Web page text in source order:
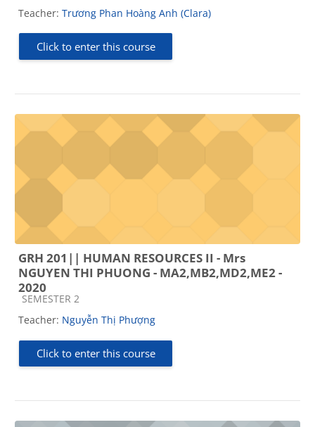
Teacher: Trương Phan Hoàng Anh (Clara)
Click to enter this course
GRH 201|| HUMAN RESOURCES II - Mrs
NGUYEN THI PHUONG - MA2,MB2,MD2,ME2 -
2020
Course category
SEMESTER 2
Teacher: Nguyễn Thị Phượng
Click to enter this course